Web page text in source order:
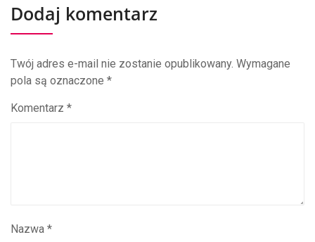
Dodaj komentarz
Twój adres e-mail nie zostanie opublikowany. Wymagane
pola są oznaczone *
Komentarz *
Nazwa *